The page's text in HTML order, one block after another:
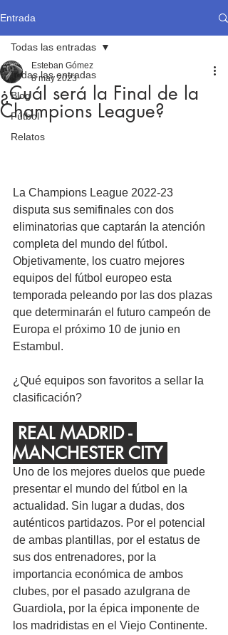
Entrada
Todas las entradas
Blog
Fútbol
Relatos
Todas las entradas
¿Cuál será la Final de la
Champions League?
Esteban Gómez
8 may 2023
La Champions League 2022-23
disputa sus semifinales con dos
eliminatorias que captarán la atención
completa del mundo del fútbol.
Objetivamente, los cuatro mejores
equipos del fútbol europeo esta
temporada peleando por las dos plazas
que determinarán el futuro campeón de
Europa el próximo 10 de junio en
Estambul.
¿Qué equipos son favoritos a sellar la
clasificación?
MANCHESTER CITY
Uno de los mejores duelos que puede
presentar el mundo del fútbol en la
actualidad. Sin lugar a dudas, dos
auténticos partidazos. Por el potencial
de ambas plantillas, por el estatus de
sus dos entrenadores, por la
importancia económica de ambos
clubes, por el pasado azulgrana de
Guardiola, por la épica imponente de
los madridistas en el Viejo Continente.